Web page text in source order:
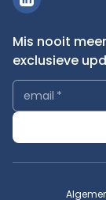
Mis nooit
exclusieve
email *